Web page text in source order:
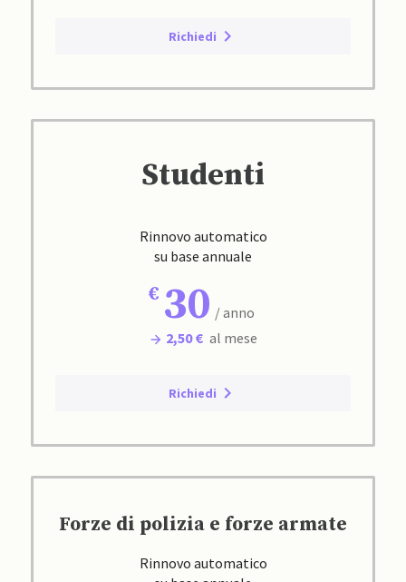
Richiedi
Studenti
Rinnovo automatico
su base annuale
30 / anno
2,50 € al mese
Richiedi
Forze di polizia e forze armate
Rinnovo automatico